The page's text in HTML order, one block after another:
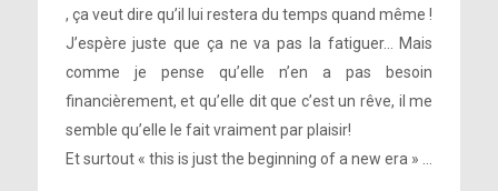
, ça veut dire qu’il lui restera du temps quand même !
J’espère juste que ça ne va pas la fatiguer… Mais
comme je pense qu’elle n’en a pas besoin
financièrement, et qu’elle dit que c’est un rêve, il me
semble qu’elle le fait vraiment par plaisir!
Et surtout « this is just the beginning of a new era » …